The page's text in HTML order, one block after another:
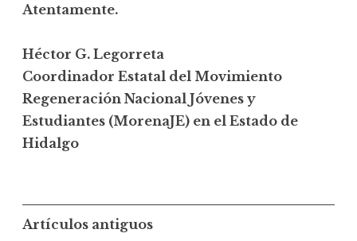
Atentamente.
Héctor G. Legorreta
Coordinador Estatal del Movimiento
Regeneración Nacional Jóvenes y
Estudiantes (MorenaJE) en el Estado de
Hidalgo
N
Artículos antiguos